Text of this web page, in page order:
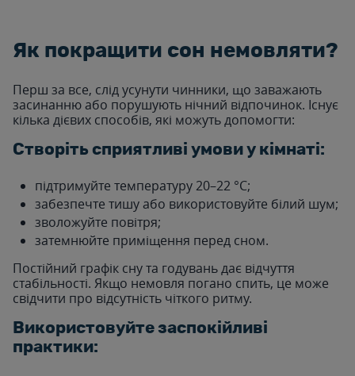
Як покращити сон немовляти?
Перш за все, слід усунути чинники, що заважають
засинанню або порушують нічний відпочинок. Існує
кілька дієвих способів, які можуть допомогти:
Створіть сприятливі умови у кімнаті:
підтримуйте температуру 20–22 °C;
забезпечте тишу або використовуйте білий шум;
зволожуйте повітря;
затемнюйте приміщення перед сном.
Постійний графік сну та годувань дає відчуття
стабільності. Якщо немовля погано спить, це може
свідчити про відсутність чіткого ритму.
Використовуйте заспокійливі
практики: